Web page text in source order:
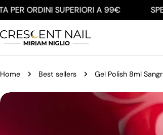
Salta
al
contenuto
ORDINI SUPERIORI A 99€
Home Best sellers Gel Polish 8ml
Passa